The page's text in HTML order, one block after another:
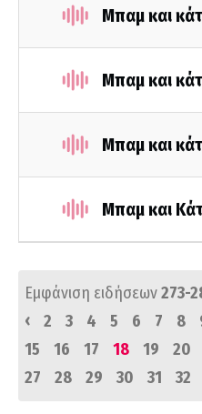
Μπαμ και
Μπαμ και
Μπαμ και
Μπαμ και
Εμφάνιση ειδήσεων273-
‹
2 3 4 5 6 7 8
15
16 17 18 19 20
27
28 29 30 31 32